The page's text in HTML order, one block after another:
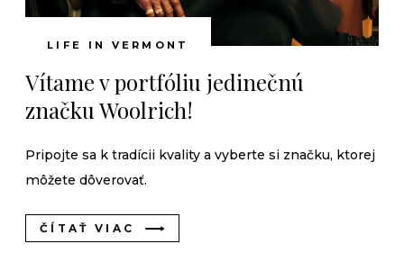
LIFE IN VERMONT
Vítame v portfóliu jedinečnú
značku Woolrich!
Pripojte sa k tradícii kvality a vyberte si značku, ktorej
môžete dôverovať.
ČÍTAŤ VIAC